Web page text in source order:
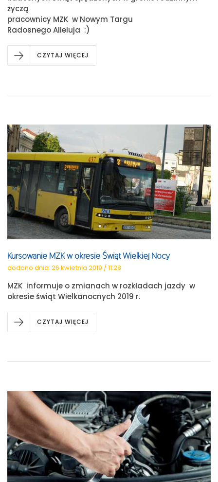
życzą
pracownicy MZK w Nowym Targu
Radosnego Alleluja :)
CZYTAJ WIĘCEJ
Kursowanie MZK w okresie Świąt Wielkiej Nocy
dodano dnia: 26 kwietnia 2019 / 11:28
MZK informuje o zmianach w rozkładach jazdy w
okresie świąt Wielkanocnych 2019 r.
CZYTAJ WIĘCEJ